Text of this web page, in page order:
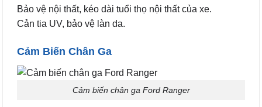
Bảo vệ nội thất, kéo dài tuổi thọ nội thất của xe.
Cản tia UV, bảo vệ làn da.
Cảm Biến Chân Ga
Cảm biến chân ga Ford Ranger